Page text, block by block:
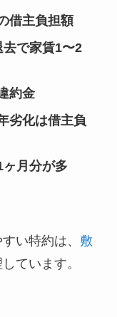
借主負担額
で家賃1〜2
約金
劣化は借主負
月分が多
い特約は、 敷
ています。